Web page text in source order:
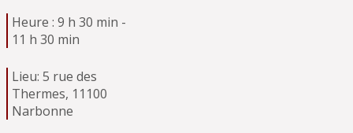
Heure : 9 h 30 min -
11 h 30 min
Lieu: 5 rue des
Thermes, 11100
Narbonne